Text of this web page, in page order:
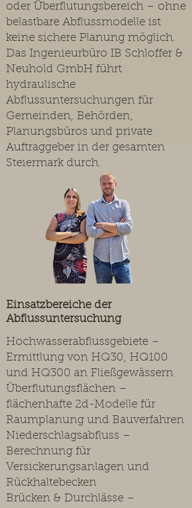
Einsatzbereiche der
Abflussuntersuchung
Hochwasserabflussgebiete –
Ermittlung von HQ30, HQ100
und HQ300 an Fließgewässern
Überflutungsflächen –
flächenhafte 2d-Modelle für
Raumplanung und Bauverfahren
Niederschlagsabfluss –
Berechnung für
Versickerungsanlagen und
Rückhaltebecken
Brücken & Durchlässe –
oder Überflutungsbereich – ohne
belastbare Abflussmodelle ist
keine sichere Planung möglich.
Das Ingenieurbüro IB Schloffer &
Neuhold GmbH führt
hydraulische
Abflussuntersuchungen für
Gemeinden, Behörden,
Planungsbüros und private
Auftraggeber in der gesamten
Steiermark durch.